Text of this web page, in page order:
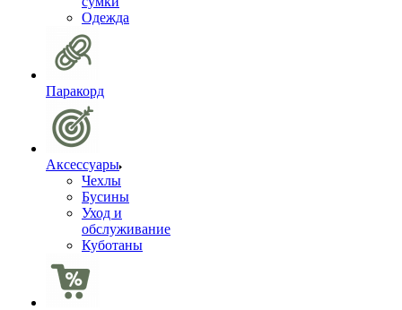
Одежда
Паракорд
Аксессуары
Чехлы
Бусины
Уход и
обслуживание
Куботаны